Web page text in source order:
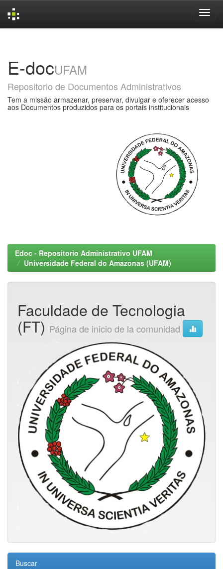
E-docUFAM
Repositorio de Documentos Administrativos
Tem a missão armazenar, preservar, divulgar e oferecer acesso
aos Documentos produzidos para os portais institucionais
Edoc - Repositorio Administrativo UFAM
Universidade Federal do Amazonas (UFAM)
Faculdade de Tecnologia
(FT) Página de inicio de la comunidad
Buscar